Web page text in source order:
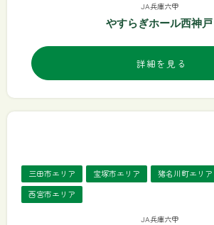
JA兵庫六甲
やすらぎホール西神戸
詳細を見る
三田市エリア 宝塚市エリア 猪名川町エリア
西宮市エリア
JA兵庫六甲